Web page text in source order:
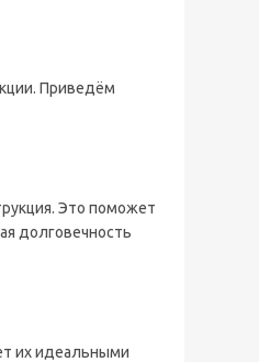
Приведём
Это поможет
долговечность
их идеальными